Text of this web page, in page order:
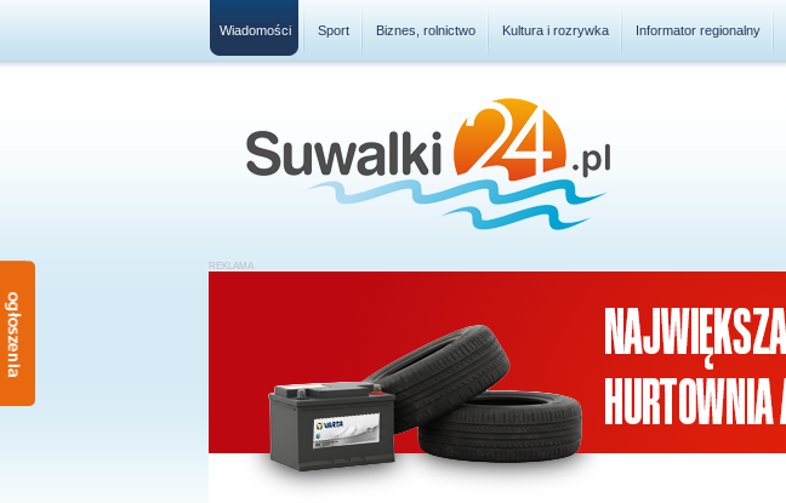
Wiadomości Sport Biznes, rolnictwo Kultura i rozrywka Informator regionalny